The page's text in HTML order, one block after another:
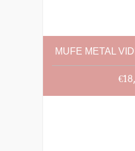
MUFE METAL